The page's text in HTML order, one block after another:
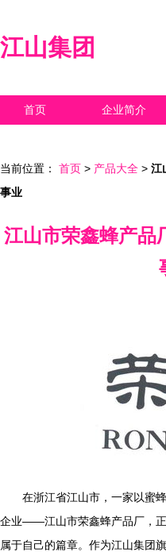
江山集团
首页 企业简介
当前位置： 首页 > 产品大全 > 江
事业
江山市荣鑫蜂产品
在浙江省江山市，一家以蜜
企业——江山市荣鑫蜂产品厂，
属于自己的篇章。作为江山集团